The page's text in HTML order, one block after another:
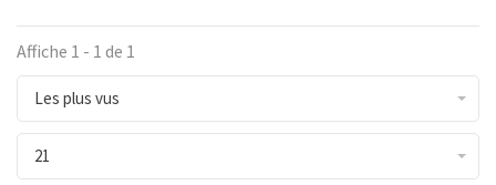
Affiche 1 - 1 de 1
Les plus vus
21